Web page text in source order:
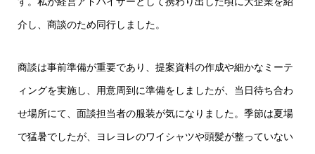
介し、商談のため同行しました。
商談は事前準備が重要であり、提案資料の作成や細かなミーテ
ィングを実施し、用意周到に準備をしましたが、当日待ち合わ
せ場所にて、面談担当者の服装が気になりました。季節は夏場
で猛暑でしたが、ヨレヨレのワイシャツや頭髪が整っていない